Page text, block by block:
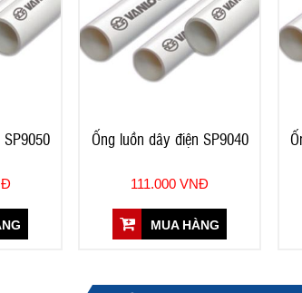
Ống luồn dây điện SP9040
111.000 VNĐ
MUA HÀNG